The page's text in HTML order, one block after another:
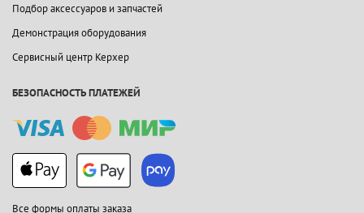
Подбор аксессуаров и запчастей
Демонстрация оборудования
Сервисный центр Керхер
БЕЗОПАСНОСТЬ ПЛАТЕЖЕЙ
Все формы оплаты заказа